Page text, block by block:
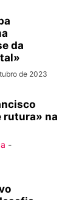
da
de 2023
rutura» na
-